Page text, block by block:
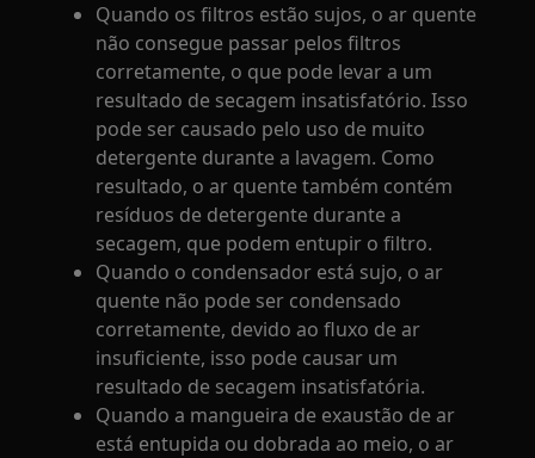
Quando os filtros estão sujos, o ar quente
não consegue passar pelos filtros
corretamente, o que pode levar a um
resultado de secagem insatisfatório. Isso
pode ser causado pelo uso de muito
detergente durante a lavagem. Como
resultado, o ar quente também contém
resíduos de detergente durante a
secagem, que podem entupir o filtro.
Quando o condensador está sujo, o ar
quente não pode ser condensado
corretamente, devido ao fluxo de ar
insuficiente, isso pode causar um
resultado de secagem insatisfatória.
Quando a mangueira de exaustão de ar
está entupida ou dobrada ao meio, o ar